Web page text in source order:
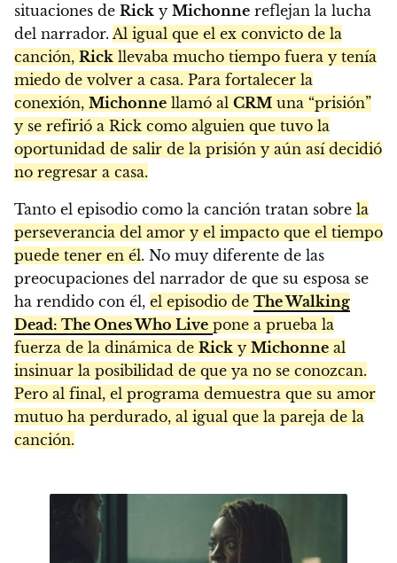
situaciones de Rick y Michonne reflejan la lucha
del narrador. Al igual que el ex convicto de la
canción, Rick llevaba mucho tiempo fuera y tenía
miedo de volver a casa. Para fortalecer la
conexión, Michonne llamó al CRM una “prisión”
y se refirió a Rick como alguien que tuvo la
oportunidad de salir de la prisión y aún así decidió
no regresar a casa.
Tanto el episodio como la canción tratan sobre la
perseverancia del amor y el impacto que el tiempo
puede tener en él. No muy diferente de las
preocupaciones del narrador de que su esposa se
ha rendido con él, el episodio de The Walking
Dead: The Ones Who Live pone a prueba la
fuerza de la dinámica de Rick y Michonne al
insinuar la posibilidad de que ya no se conozcan.
Pero al final, el programa demuestra que su amor
mutuo ha perdurado, al igual que la pareja de la
canción.